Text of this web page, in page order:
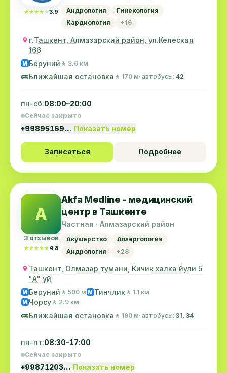
★★★★★
★★★★★3.9 Андрология
Гинекология
Кардиология
+16
г.Ташкент, Алмазарский район, ул.Келеская
166
M Беруний 🚶 3.6 км
🚌Ближайшая остановка 🚶 170 м· автобусы: 42
пн–сб:08:00–20:00
Сейчас закрыто
+99895169… Показать номер
Записаться Подробнее
A
3 отзывов
★★★★★
★★★★★ 4.8
Akfa Medline - медицинский
центр в Ташкенте
Частная · Алмазарский район
Акушерство
Аллергология
Андрология
+28
Ташкент, Олмазар тумани, Кичик халка йули 5
"А" уй
M Беруний 🚶 500 м M Тинчлик 🚶 1.1 км
M Чорсу 🚶 2.9 км
🚌Ближайшая остановка 🚶 190 м· автобусы: 31, 34
пн–пт:08:30–17:00
Сейчас закрыто
+99871203… Показать номер